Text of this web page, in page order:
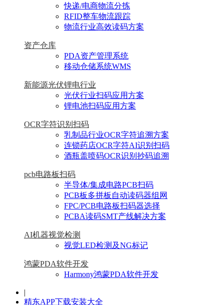
快递/电商物流分拣
RFID整车物流跟踪
物流行业高效读码方案
资产仓库
PDA资产管理系统
移动仓储系统WMS
新能源光伏锂电行业
光伏行业扫码应用方案
锂电池扫码应用方案
OCR字符识别扫码
乳制品行业OCR字符追溯方案
连锁药店OCR字符AI识别扫码
酒瓶盖喷码OCR识别抄码追溯
pcb电路板扫码
半导体/集成电路PCB扫码
PCB板多拼板自动读码器组网
FPC/PCB电路板扫码器选择
PCBA读码SMT产线解决方案
AI机器视觉检测
视觉LED检测及NG标记
鸿蒙PDA软件开发
Harmony鸿蒙PDA软件开发
|
精东APP下载安装大全